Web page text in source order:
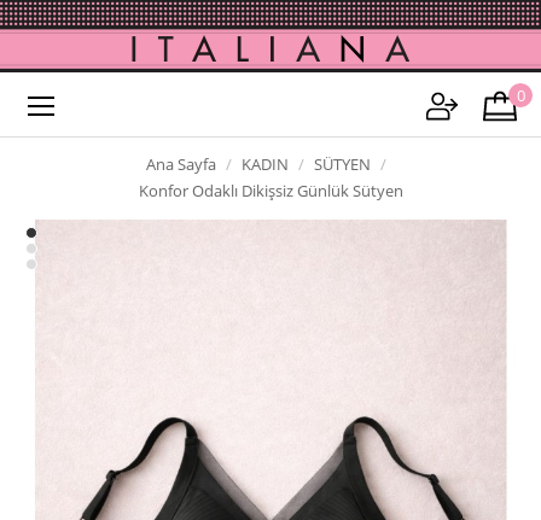
0
Ana Sayfa KADIN
SÜTYEN
Konfor Odaklı Dikişsiz Günlük Sütyen